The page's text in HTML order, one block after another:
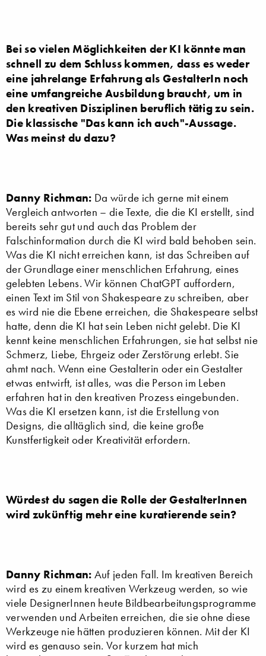
Bei so vielen Möglichkeiten der KI könnte man
schnell zu dem Schluss kommen, dass es weder
eine jahrelange Erfahrung als GestalterIn noch
eine umfangreiche Ausbildung braucht, um in
den kreativen Disziplinen beruflich tätig zu sein.
Die klassische "Das kann ich auch"-Aussage.
Was meinst du dazu?
Danny Richman: Da würde ich gerne mit einem
Vergleich antworten – die Texte, die die KI erstellt, sind
bereits sehr gut und auch das Problem der
Falschinformation durch die KI wird bald behoben sein.
Was die KI nicht erreichen kann, ist das Schreiben auf
der Grundlage einer menschlichen Erfahrung, eines
gelebten Lebens. Wir können ChatGPT auffordern,
einen Text im Stil von Shakespeare zu schreiben, aber
es wird nie die Ebene erreichen, die Shakespeare selbst
hatte, denn die KI hat sein Leben nicht gelebt. Die KI
kennt keine menschlichen Erfahrungen, sie hat selbst nie
Schmerz, Liebe, Ehrgeiz oder Zerstörung erlebt. Sie
ahmt nach. Wenn eine Gestalterin oder ein Gestalter
etwas entwirft, ist alles, was die Person im Leben
erfahren hat in den kreativen Prozess eingebunden.
Was die KI ersetzen kann, ist die Erstellung von
Designs, die alltäglich sind, die keine große
Kunstfertigkeit oder Kreativität erfordern.
Würdest du sagen die Rolle der GestalterInnen
wird zukünftig mehr eine kuratierende sein?
Danny Richman: Auf jeden Fall. Im kreativen Bereich
wird es zu einem kreativen Werkzeug werden, so wie
viele DesignerInnen heute Bildbearbeitungsprogramme
verwenden und Arbeiten erreichen, die sie ohne diese
Werkzeuge nie hätten produzieren können. Mit der KI
wird es genauso sein. Vor kurzem hat mich